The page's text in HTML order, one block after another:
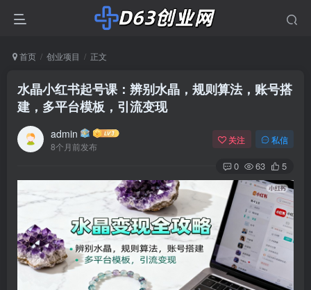
首页 创业项目 正文
水晶小红书起号课：辨别水晶，规则算法，账号搭
建，多平台模板，引流变现
admin
8个月前发布
关注 私信
0 63 5